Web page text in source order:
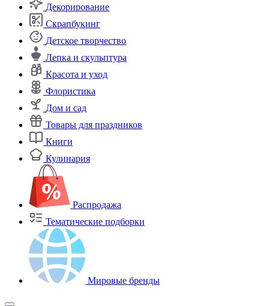
Декорирование
Скрапбукинг
Детское творчество
Лепка и скульптура
Красота и уход
Флористика
Дом и сад
Товары для праздников
Книги
Кулинария
Распродажа
Тематические подборки
Мировые бренды